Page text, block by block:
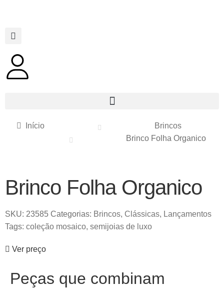
Início
Brincos
Brinco Folha Organico
Brinco Folha Organico
SKU: 23585 Categorias: Brincos, Clássicas, Lançamentos
Tags: coleção mosaico, semijoias de luxo
Ver preço
Peças que combinam